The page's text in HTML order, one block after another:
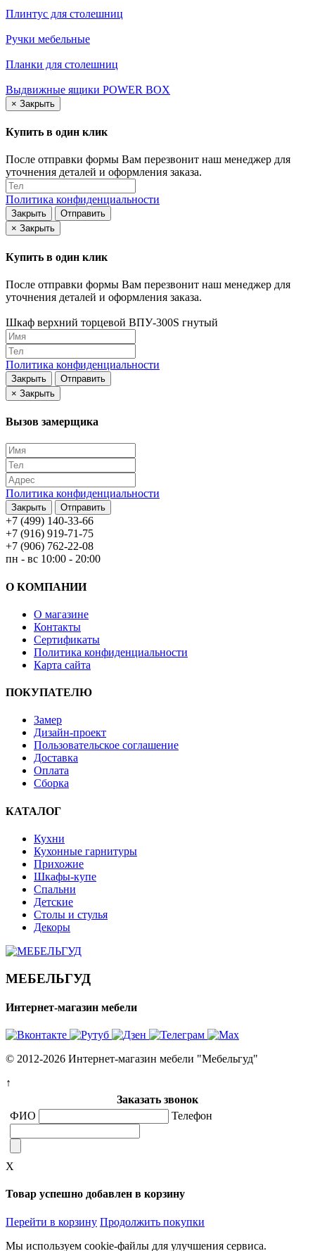
Плинтус для столешниц
Ручки мебельные
Планки для столешниц
Выдвижные ящики POWER BOX
× Закрыть
Купить в один клик
После отправки формы Вам перезвонит наш менеджер для
уточнения деталей и оформления заказа.
Политика конфиденциальности
Закрыть
Отправить
× Закрыть
Купить в один клик
После отправки формы Вам перезвонит наш менеджер для
уточнения деталей и оформления заказа.
Шкаф верхний торцевой ВПУ-300S гнутый
Политика конфиденциальности
Закрыть
Отправить
× Закрыть
Вызов замерщика
Политика конфиденциальности
Закрыть Отправить
+7 (499) 140-33-66
+7 (916) 919-71-75
+7 (906) 762-22-08
пн - вс 10:00 - 20:00
О КОМПАНИИ
О магазине
Контакты
Сертификаты
Политика конфиденциальности
Карта сайта
ПОКУПАТЕЛЮ
Замер
Дизайн-проект
Пользовательское соглашение
Доставка
Оплата
Сборка
КАТАЛОГ
Кухни
Кухонные гарнитуры
Прихожие
Шкафы-купе
Спальни
Детские
Столы и стулья
Декоры
МЕБЕЛЬГУД
Интернет-магазин мебели
© 2012-2026 Интернет-магазин мебели "Мебельгуд"
↑
Заказать звонок
ФИО
Телефон
X
Товар успешно добавлен в корзину
Перейти в корзину Продолжить покупки
Мы используем cookie-файлы для улучшения сервиса.